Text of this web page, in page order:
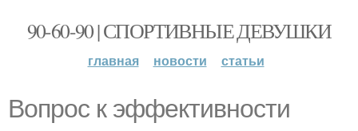
90-60-90 | СПОРТИВНЫЕ ДЕВУШКИ
главная новости статьи
Вопрос к эффективности